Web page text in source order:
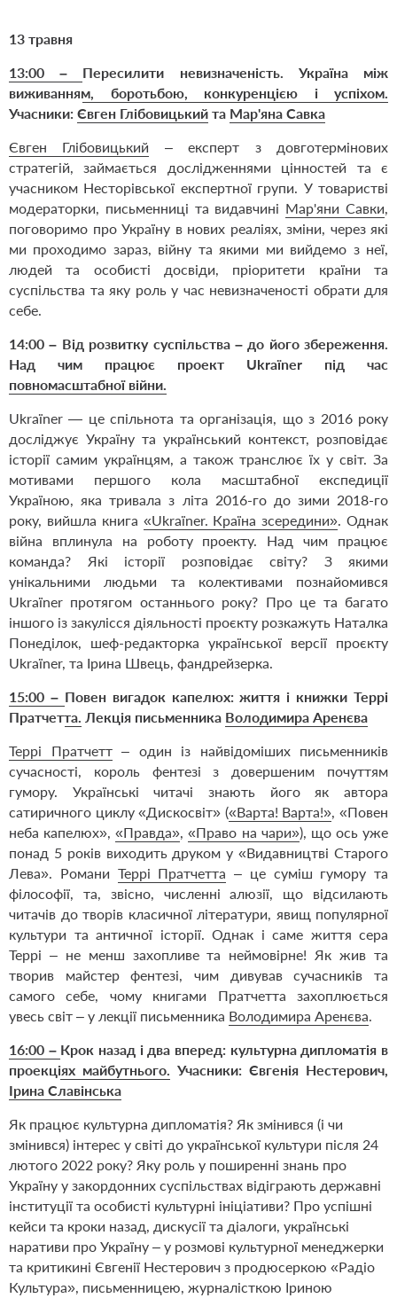
13 травня
13:00– Пересилити невизначеність. Україна між
виживанням, боротьбою, конкуренцією і успіхом.
Учасники: Євген Глібовицький та Мар'яна Савка
Євген Глібовицький – експерт з довготермінових
стратегій, займається дослідженнями цінностей та є
учасником Несторівської експертної групи. У товаристві
модераторки, письменниці та видавчині Мар'яни Савки,
поговоримо про Україну в нових реаліях, зміни, через які
ми проходимо зараз, війну та якими ми вийдемо з неї,
людей та особисті досвіди, пріоритети країни та
суспільства та яку роль у час невизначеності обрати для
себе.
14:00– Від розвитку суспільства – до його збереження.
Над чим працює проект Ukraїner під час
повномасштабної війни.
Ukraїner — це спільнота та організація, що з 2016 року
досліджує Україну та український контекст, розповідає
історії самим українцям, а також транслює їх у світ. За
мотивами першого кола масштабної експедиції
Україною, яка тривала з літа 2016-го до зими 2018-го
року, вийшла книга «Ukraїner. Країна зсередини». Однак
війна вплинула на роботу проекту. Над чим працює
команда? Які історії розповідає світу? З якими
унікальними людьми та колективами познайомився
Ukraїner протягом останнього року? Про це та багато
іншого із закулісся діяльності проєкту розкажуть Наталка
Понеділок, шеф-редакторка української версії проєкту
Ukraїner, та Ірина Швець, фандрейзерка.
15:00 – Повен вигадок капелюх: життя і книжки Террі
Пратчетта. Лекція письменника Володимира Аренєва
Террі Пратчетт– один із найвідоміших
письменників
сучасності, король фентезі з довершеним почуттям
гумору. Українські читачі знають його як автора
сатиричного циклу «Дискосвіт» («Варта! Варта!»,«Повен
неба капелюх»,«Правда»,«Право на чари»), що ось уже
понад 5 років виходить друком у «Видавництві Старого
Лева». Романи Террі Пратчетта – це суміш гумору та
філософії, та, звісно, численні алюзії, що відсилають
читачів до творів класичної літератури, явищ популярної
культури та античної історії. Однак і саме життя сера
Террі – не менш захопливе та неймовірне! Як жив та
творив майстер фентезі, чим дивував сучасників та
самого себе, чому книгами Пратчетта захоплюється
увесь світ – у лекції письменника Володимира Аренєва.
16:00 – Крок назад і два вперед: культурна дипломатія в
проекціях майбутнього. Учасники: Євгенія Нестерович,
Ірина Славінська
Як працює культурна дипломатія? Як змінився (і чи
змінився) інтерес у світі до української культури після 24
лютого 2022 року? Яку роль у поширенні знань про
Україну у закордонних суспільствах відіграють державні
інституції та особисті культурні ініціативи? Про успішні
кейси та кроки назад, дискусії та діалоги, українські
наративи про Україну – у розмові культурної менеджерки
та критикині Євгенії Нестерович з продюсеркою «Радіо
Культура», письменницею, журналісткою Іриною